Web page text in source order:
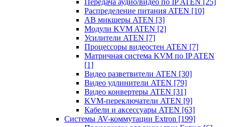
Передача аудио/видео по IP ATEN [25]
Распределение питания ATEN [10]
АВ микшеры ATEN [3]
Модули KVM ATEN [2]
Усилители ATEN [7]
Процессоры видеостен ATEN [7]
Матричная система KVM по IP ATEN
[1]
Видео разветвители ATEN [30]
Видео удлинители ATEN [79]
Видео конвертеры ATEN [31]
KVM-переключатели ATEN [9]
Кабели и аксессуары ATEN [63]
Системы AV-коммутации Extron [199]